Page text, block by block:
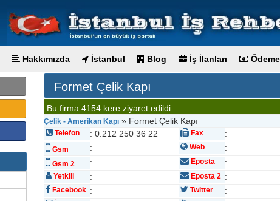
Hakkımızda İstanbul Blog İş İlanları
Formet Çelik Kapı
Bu firma 4154 kere ziyaret edildi...
Çelik - Amerikan Kapı » Formet Çelik Kapı
Telefon : 0.212 250 36 22 Fax :
Gsm : Web :
Gsm 2 : Eposta :
Yetkili : Eposta 2 :
Facebook : Twitter :